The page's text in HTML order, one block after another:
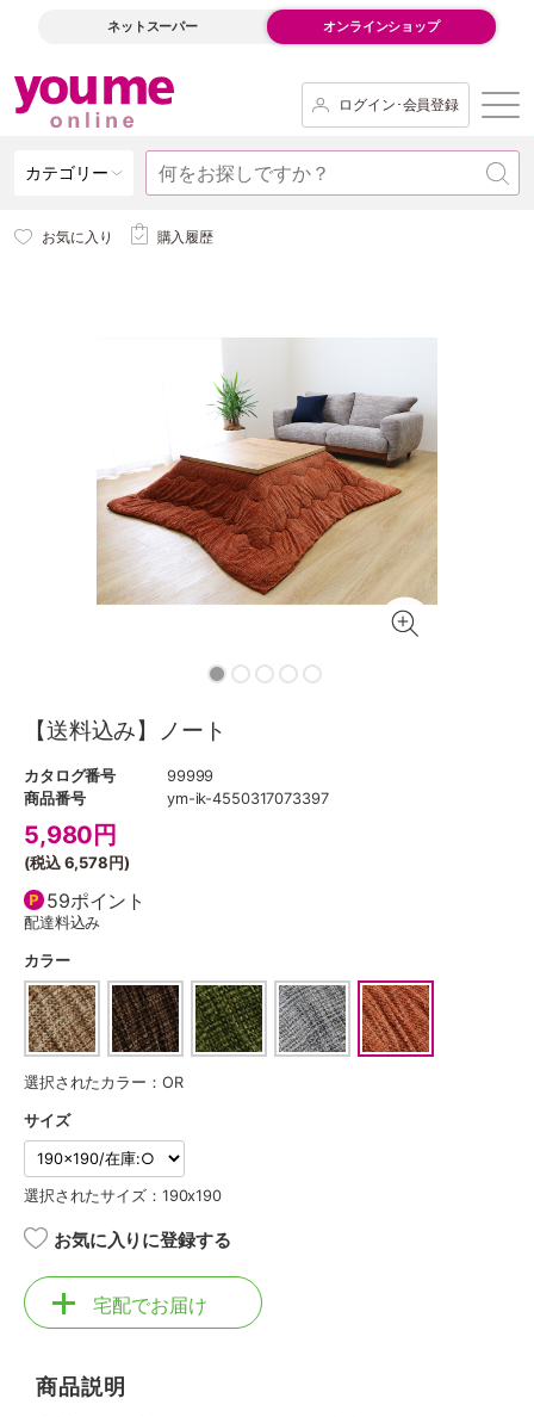
ネットスーパー オンラインショップ
ログイン･会員登録
カテゴリー
お気に入り 購入履歴
【送料込み】ノート
カタログ番号
99999
商品番号
ym-ik-4550317073397
5,980 円
(税込6,578円)
59ポイント
配達料込み
カラー
選択されたカラー：OR
サイズ
選択されたサイズ：190x190
お気に入りに登録する
宅配でお届け
商品説明